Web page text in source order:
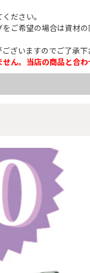
ださい。
ご希望の場合は資材
ざいますのでご了承下
ん。当店の商品と合わ